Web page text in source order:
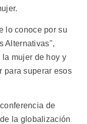
lo conoce por su
Alternativas",
mujer de hoy y
para superar esos
de
la globalización